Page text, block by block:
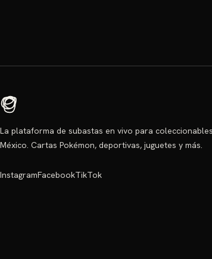
La plataforma de subastas en vivo para
México. Cartas Pokémon, deportivas, juguetes y más.
InstagramFacebookTikTok